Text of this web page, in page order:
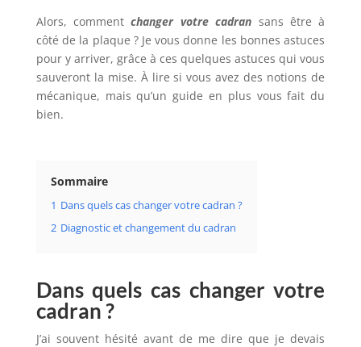
Alors, commentchanger votre cadran sans être à
côté de la plaque ? Je vous donne les bonnes astuces
pour y arriver, grâce à ces quelques astuces qui vous
sauveront la mise. À lire si vous avez des notions de
mécanique, mais qu’un guide en plus vous fait du
bien.
Sommaire
1 Dans quels cas changer votre cadran ?
2 Diagnostic et changement du cadran
Dans quels cas changer votre
cadran ?
J’ai souvent hésité avant de me dire que je devais